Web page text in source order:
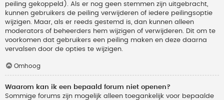
peiling gekoppeld). Als er nog geen stemmen zijn uitgebracht,
kunnen gebruikers de peiling verwijderen of iedere peilingsoptie
wijzigen. Maar, als er reeds gestemd is, dan kunnen alleen
moderators of beheerders hem wijzigen of verwijderen. Dit om te
voorkomen dat gebruikers een peiling maken en deze daarna
vervalsen door de opties te wijzigen.
Omhoog
Waarom kan ik een bepaald forum niet openen?
Sommige forums zijn mogelijk alleen toegankelijk voor bepaalde